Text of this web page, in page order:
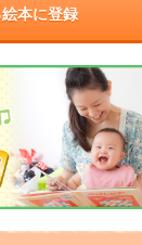
本に登録